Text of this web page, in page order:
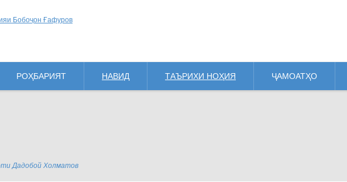
РОҲБАРИЯТ НАВИД ТАЪРИХИ НОҲИЯ ҶАМОАТҲО
Дадобой Холматов